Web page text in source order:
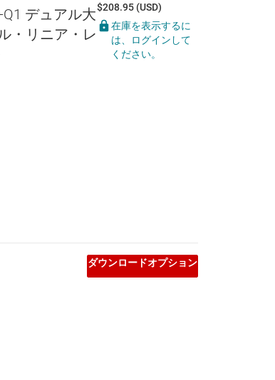
デュアル大
・リニア・レ
$208.95 (USD)
在庫を表示するに
は、ログインして
ください。
ダウンロードオプション